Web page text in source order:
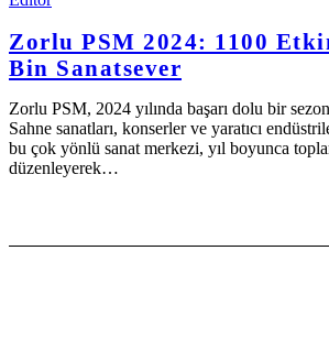
Zorlu PSM 2024: 1100
Bin Sanatsever
Zorlu PSM, 2024 yılında başarı dolu bir
Sahne sanatları, konserler ve yaratıcı
bu çok yönlü sanat merkezi, yıl boyunca
düzenleyerek…